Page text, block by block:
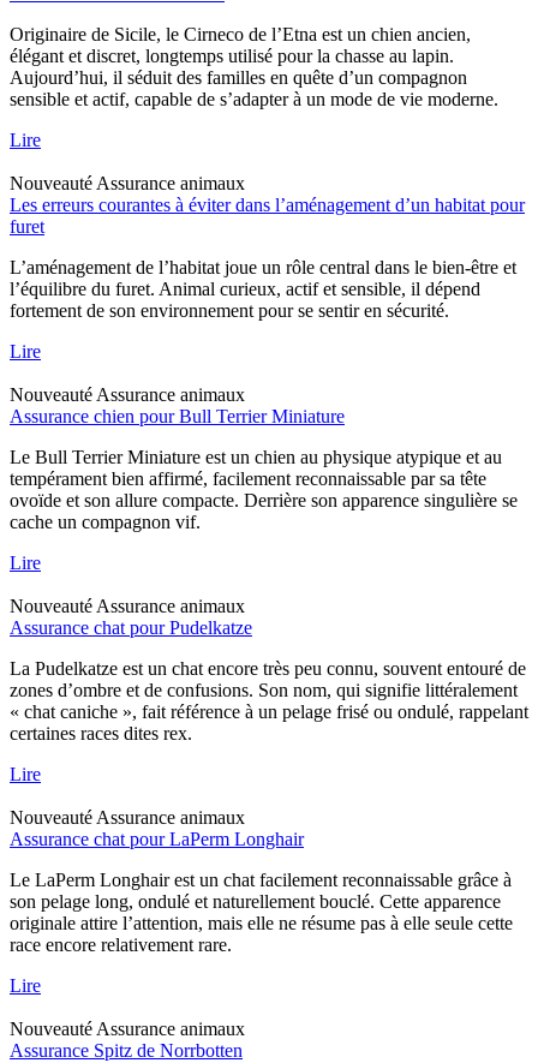
Originaire de Sicile, le Cirneco de l’Etna est un chien ancien,
élégant et discret, longtemps utilisé pour la chasse au lapin.
Aujourd’hui, il séduit des familles en quête d’un compagnon
sensible et actif, capable de s’adapter à un mode de vie moderne.
Lire
Nouveauté Assurance animaux
Les erreurs courantes à éviter dans l’aménagement d’un habitat pour
furet
L’aménagement de l’habitat joue un rôle central dans le bien-être et
l’équilibre du furet. Animal curieux, actif et sensible, il dépend
fortement de son environnement pour se sentir en sécurité.
Lire
Nouveauté Assurance animaux
Assurance chien pour Bull Terrier Miniature
Le Bull Terrier Miniature est un chien au physique atypique et au
tempérament bien affirmé, facilement reconnaissable par sa tête
ovoïde et son allure compacte. Derrière son apparence singulière se
cache un compagnon vif.
Lire
Nouveauté Assurance animaux
Assurance chat pour Pudelkatze
La Pudelkatze est un chat encore très peu connu, souvent entouré de
zones d’ombre et de confusions. Son nom, qui signifie littéralement
« chat caniche », fait référence à un pelage frisé ou ondulé, rappelant
certaines races dites rex.
Lire
Nouveauté Assurance animaux
Assurance chat pour LaPerm Longhair
Le LaPerm Longhair est un chat facilement reconnaissable grâce à
son pelage long, ondulé et naturellement bouclé. Cette apparence
originale attire l’attention, mais elle ne résume pas à elle seule cette
race encore relativement rare.
Lire
Nouveauté Assurance animaux
Assurance Spitz de Norrbotten